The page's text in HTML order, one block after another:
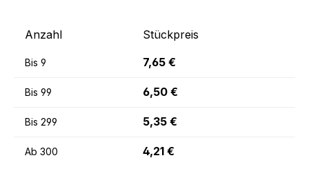
Anzahl Stückpreis
Bis 9 7,65 €
Bis 99 6,50 €
Bis 299 5,35 €
Ab 300 4,21 €